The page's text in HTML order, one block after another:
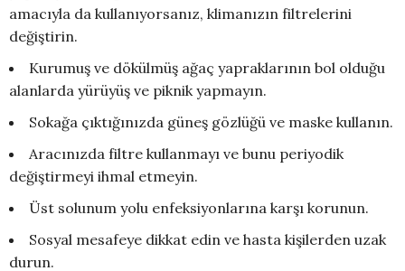
amacıyla da kullanıyorsanız, klimanızın filtrelerini
değiştirin.
Kurumuş ve dökülmüş ağaç yapraklarının bol olduğu
alanlarda yürüyüş ve piknik yapmayın.
Sokağa çıktığınızda güneş gözlüğü ve maske kullanın.
Aracınızda filtre kullanmayı ve bunu periyodik
değiştirmeyi ihmal etmeyin.
Üst solunum yolu enfeksiyonlarına karşı korunun.
Sosyal mesafeye dikkat edin ve hasta kişilerden uzak
durun.